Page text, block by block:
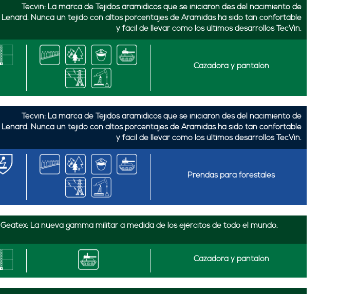
Tecvin: La marca de Tejidos aramidicos que se iniciaron des del nacimiento de
Lenard. Nunca un tejido con altos porcentajes de Aramidas ha sido tan confortable
y fácil de llevar como los últimos desarrollos TecVin.
Cazadora y pantalón
Tecvin: La marca de Tejidos aramidicos que se iniciaron des del nacimiento de
Lenard. Nunca un tejido con altos porcentajes de Aramidas ha sido tan confortable
y fácil de llevar como los últimos desarrollos TecVin.
Prendas para forestales
Geatex: La nueva gamma militar a medida de los ejércitos de todo el mundo.
Cazadora y pantalón